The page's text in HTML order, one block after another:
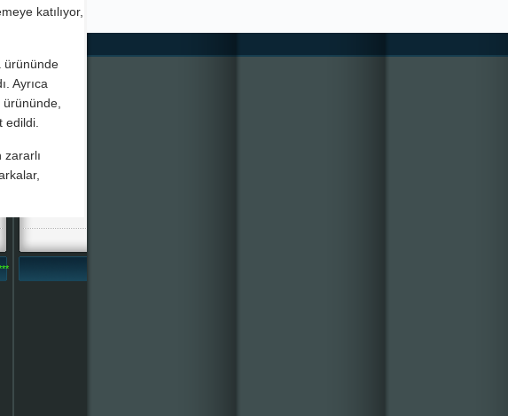
katılıyor,
ürününde
Ayrıca
edildi.